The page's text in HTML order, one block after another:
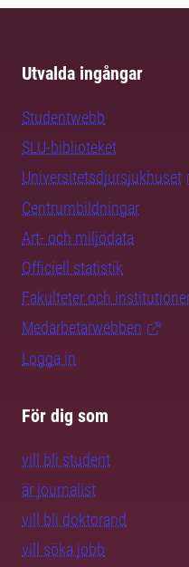
Utvalda ingångar
Studentwebb
SLU-biblioteket
Universitetsdjursjukhuset
Centrumbildningar
Art- och miljödata
Officiell statistik
Fakulteter och
Medarbetarwebben
Logga in
För dig som
vill bli student
är journalist
vill bli doktorand
vill söka jobb